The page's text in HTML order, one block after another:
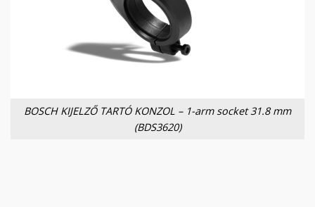
BOSCH KIJELZŐ TARTÓ KONZOL – 1-arm socket 31.8 mm
(BDS3620)